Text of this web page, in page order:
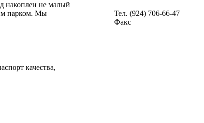
накоплен не малый
парком. Мы
Тел. (924) 706-66-47
Факс
качества,